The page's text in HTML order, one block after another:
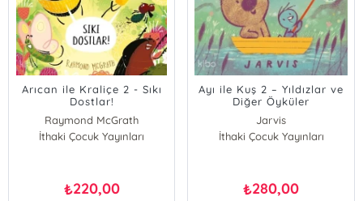
Arıcan ile Kraliçe 2 - Sıkı
Dostlar!
Raymond McGrath
İthaki Çocuk Yayınları
₺220,00
Ayı ile Kuş 2 – Yıldızlar ve
Diğer Öyküler
Jarvis
İthaki Çocuk Yayınları
₺280,00